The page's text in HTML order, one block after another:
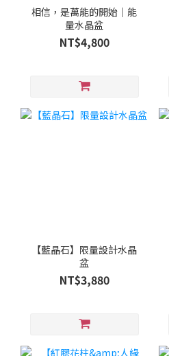
相信，是萬能的開始｜能
量水晶盆
NT$4,800
【藍晶石】限量設計水晶
盆
NT$3,880